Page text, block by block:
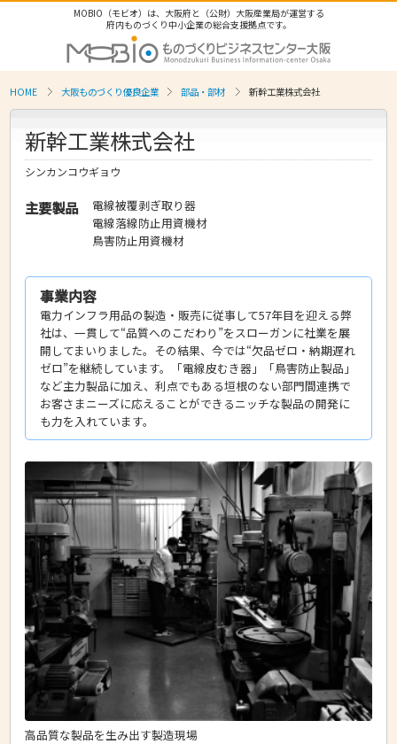
MOBIO（モビオ）は、大阪府と（公財）大阪産業局が運営する
府内ものづくり中小企業の総合支援拠点です。
HOME 大阪ものづくり優良企業 部品・部材 新幹工業株式会社
新幹工業株式会社
シンカンコウギョウ
主要製品
電線被覆剥ぎ取り器
電線落線防止用資機材
鳥害防止用資機材
事業内容
電力インフラ用品の製造・販売に従事して57年目を迎える弊
社は、一貫して“品質へのこだわり”をスローガンに社業を展
開してまいりました。その結果、今では“欠品ゼロ・納期遅れ
ゼロ”を継続しています。「電線皮むき器」「鳥害防止製品」
など主力製品に加え、利点でもある垣根のない部門間連携で
お客さまニーズに応えることができるニッチな製品の開発に
も力を入れています。
高品質な製品を生み出す製造現場